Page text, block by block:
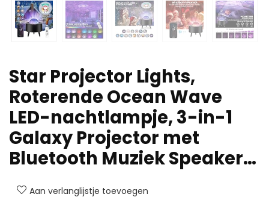
Star Projector Lights,
Roterende Ocean Wave
LED-nachtlampje, 3-in-1
Galaxy Projector met
Bluetooth Muziek Speaker…
Aan verlanglijstje toevoegen